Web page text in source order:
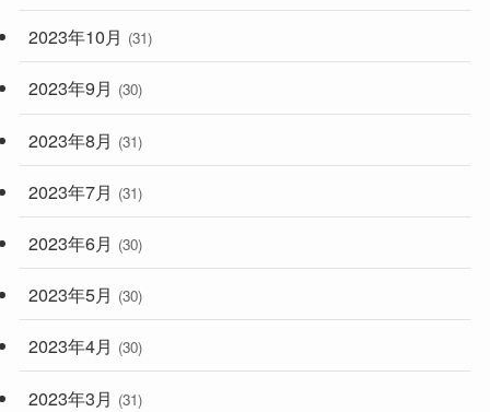
2023年10月 (31)
2023年9月 (30)
2023年8月 (31)
2023年7月 (31)
2023年6月 (30)
2023年5月 (30)
2023年4月 (30)
2023年3月 (31)